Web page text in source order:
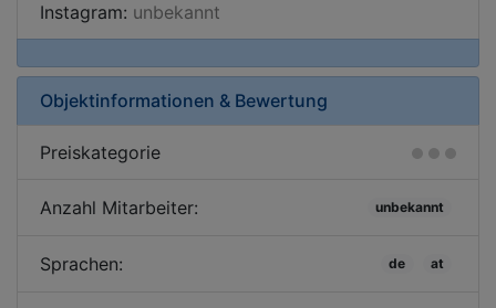
Instagram: unbekannt
Objektinformationen & Bewertung
Preiskategorie
Anzahl Mitarbeiter: unbekannt
Sprachen: de at